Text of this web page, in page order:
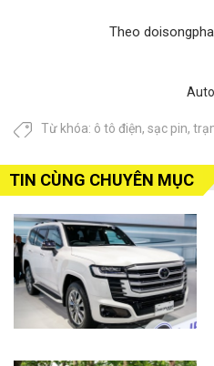
Theo
Từ khóa: ô tô điện, sạc pin,
TIN CÙNG CHUYÊN MỤC